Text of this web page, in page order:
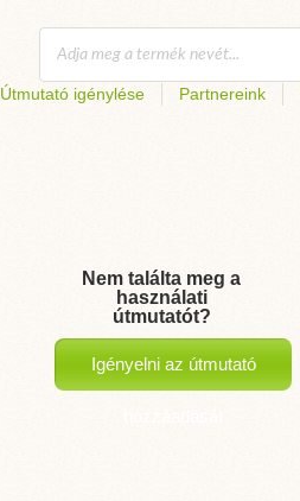
Útmutató igénylése Partnereink
Nem találta meg a
használati
útmutatót?
Igényelni az útmutató